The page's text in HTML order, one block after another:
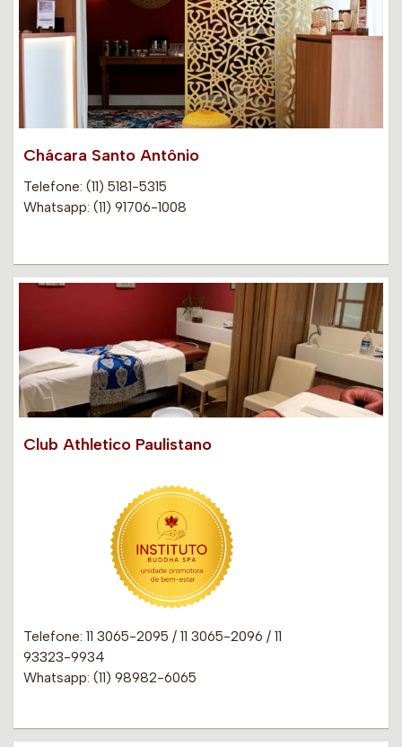
Chácara Santo Antônio
Telefone: (11) 5181-5315
Whatsapp: (11) 91706-1008
Club Athletico Paulistano
Telefone: 11 3065-2095 / 11 3065-2096 / 11
93323-9934
Whatsapp: (11) 98982-6065